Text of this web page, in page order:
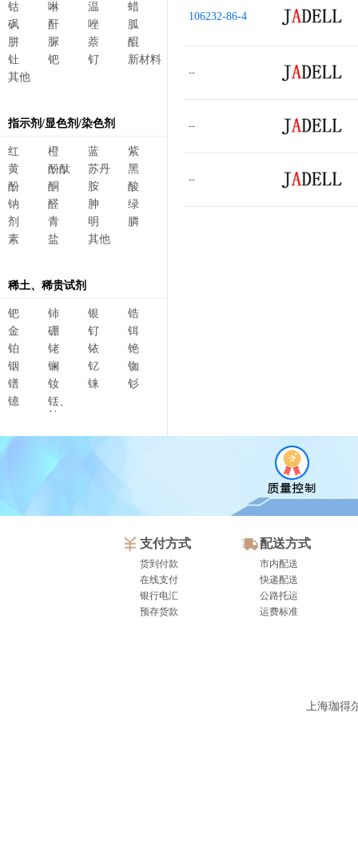
钴
啉 温
蜡
砜
酐 唑
胍
肼
脲 萘
醌
钍
钯 钌
新材料
其他
指示剂/显色剂/染色剂
红 橙 蓝
紫
黄
酚酞 苏丹
黑
酚
酮 胺
酸
钠
醛 胂
绿
剂
青 明
膦
素
盐 其他
稀土、稀贵试剂
钯 铈 银
锆
金
硼 钌
铒
铂
铑 铱
铯
铟
镧 钇
铷
镨
钕 铼
钐
镱
铥、
钆、
106232-86-4
--
--
--
支付方式
货到付款
在线支付
银行电汇
预存货款
配送方式
市内配送
快递配送
公路托运
运费标准
上海珈得